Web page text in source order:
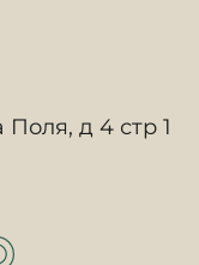
д 4 стр 1